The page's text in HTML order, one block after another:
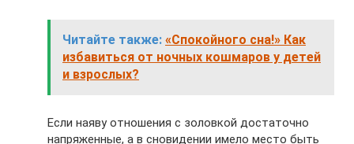
Читайте также: «Спокойного сна!» Как
избавиться от ночных кошмаров у детей
и взрослых?
Если наяву отношения с золовкой достаточно
напряженные, а в сновидении имело место быть